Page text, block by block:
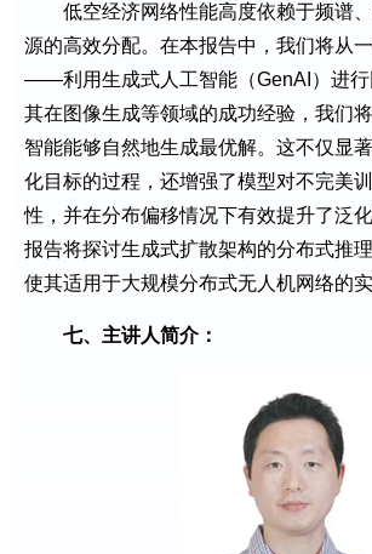
低空经济网络性能高度依赖于频谱
源的高效分配。在本报告中，我们将从
——利用生成式人工智能（GenAI）进行
其在图像生成等领域的成功经验，我们
智能能够自然地生成最优解。这不仅显
化目标的过程，还增强了模型对不完美
性，并在分布偏移情况下有效提升了泛
报告将探讨生成式扩散架构的分布式推
使其适用于大规模分布式无人机网络的实
七、 主讲人简介：